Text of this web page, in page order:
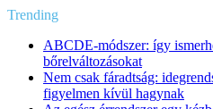
Trending
ABCDE‑módszer: így
bőrelváltozásokat
Nem csak fáradtság:
figyelmen kívül hagynak